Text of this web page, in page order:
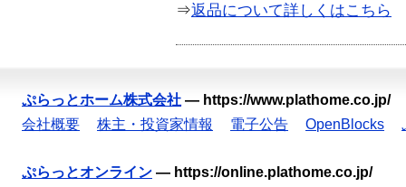
⇒返品について詳しくはこちら
ぷらっとホーム株式会社 — https://www.plathome.co.jp/
会社概要
株主・投資家情報 電子公告 OpenBlocks
ぷらっとオンライン — https://online.plathome.co.jp/